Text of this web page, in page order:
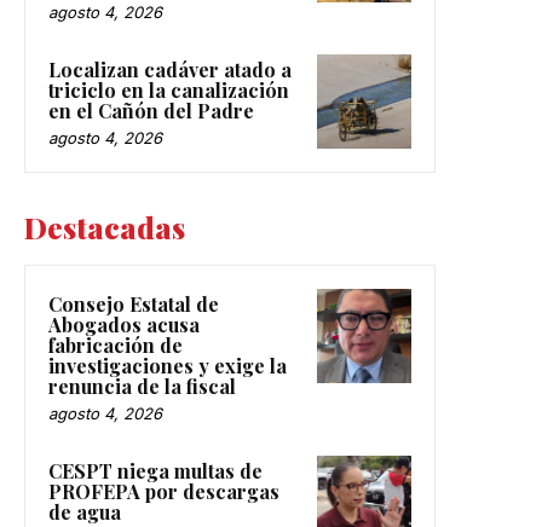
agosto 4, 2026
Localizan cadáver atado a
triciclo en la canalización
en el Cañón del Padre
agosto 4, 2026
Destacadas
Consejo Estatal de
Abogados acusa
fabricación de
investigaciones y exige la
renuncia de la fiscal
agosto 4, 2026
CESPT niega multas de
PROFEPA por descargas
de agua